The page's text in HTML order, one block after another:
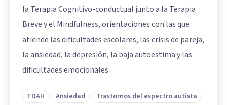
la Terapia Cognitivo-conductual junto a la Terapia
Breve y el Mindfulness, orientaciones con las que
atiende las dificultades escolares, las crisis de pareja,
la ansiedad, la depresión, la baja autoestima y las
dificultades emocionales.
TDAH Ansiedad
Trastornos del espectro autista